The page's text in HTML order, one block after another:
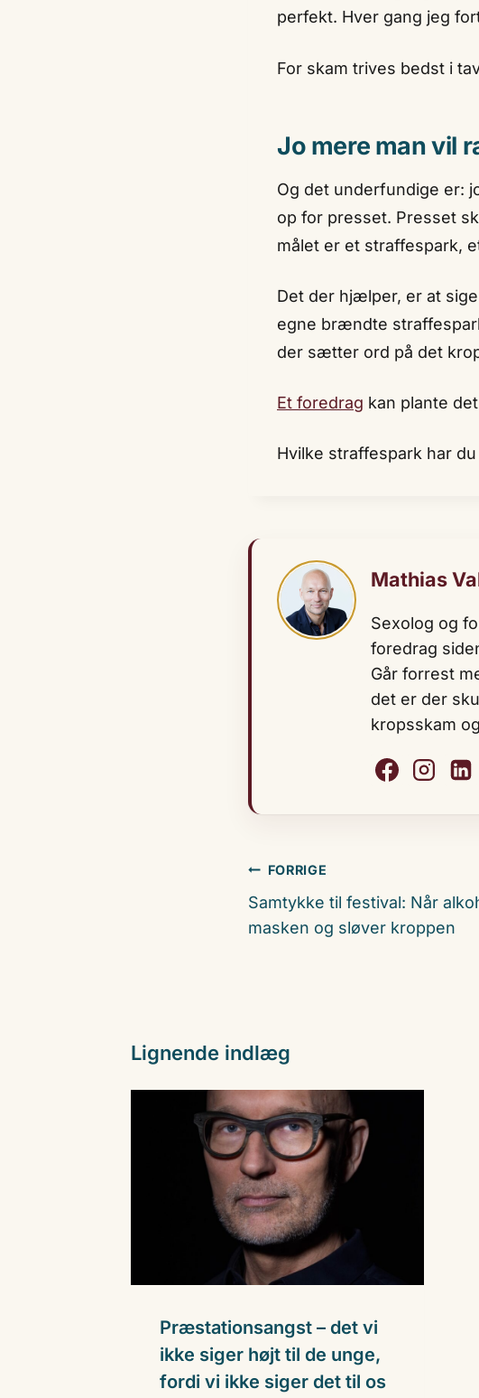
perfekt. Hver gang jeg
For skam trives bedst i
Jo mere man vil
Og det underfundige er:
op for presset. Presset
målet er et straffespark,
Det der hjælper, er at
egne brændte
der sætter ord på det
Et foredrag kan plante
Hvilke straffespark har
Mathias
Sexolog og
foredrag
Går forrest
det er der
kropsskam
Indlægsnavigation
FORRIGE
Samtykke til festival: Når
masken og sløver kroppen
Lignende indlæg
Præstationsangst – det vi
ikke siger højt til de unge,
fordi vi ikke siger det til os